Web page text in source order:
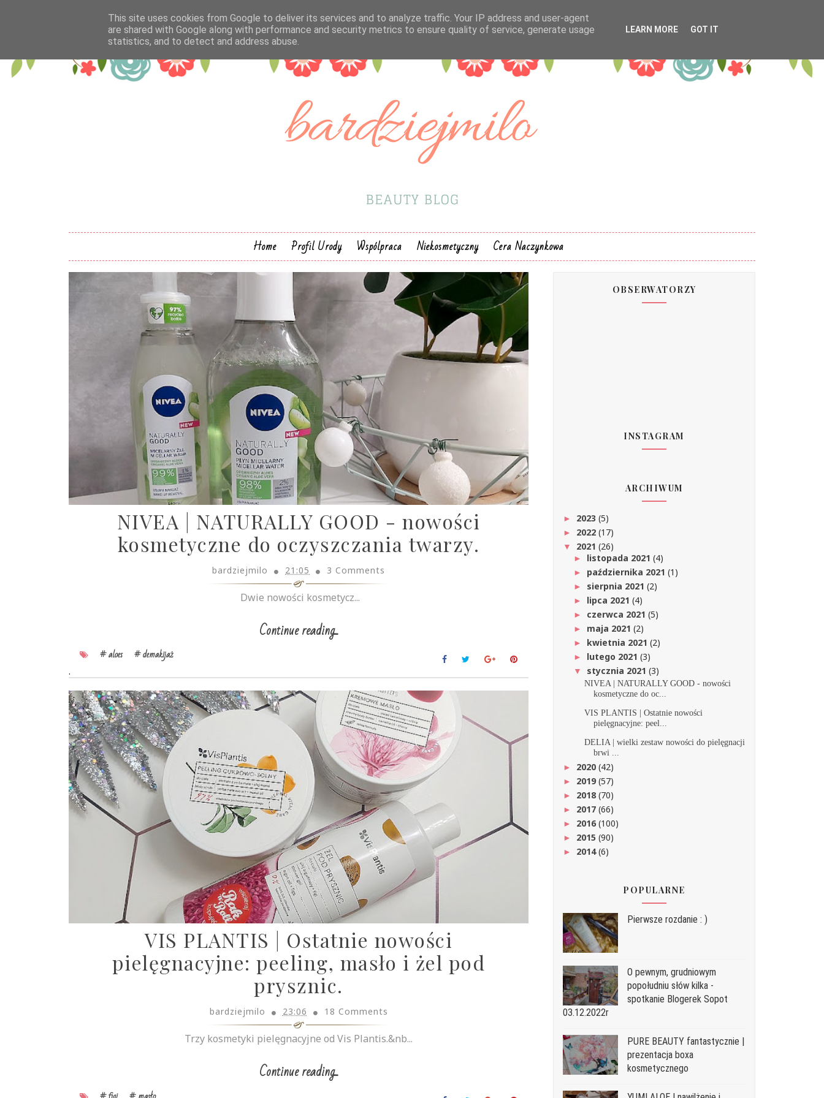
Home Profil Urody Wspólpraca Niekosmetyczny Cera Naczynkowa
NIVEA | NATURALLY GOOD - nowości
kosmetyczne do oczyszczania twarzy.
bardziejmilo 21:05 3 Comments
Dwie nowości kosmetycz...
Continue reading...
# aloes # demakijaż
.
VIS PLANTIS | Ostatnie nowości
pielęgnacyjne: peeling, masło i żel pod
prysznic.
bardziejmilo 23:06 18 Comments
Trzy kosmetyki pielęgnacyjne od Vis Plantis.&nb...
Continue reading...
OBSERWATORZY
INSTAGRAM
ARCHIWUM
► 2023 (5)
► 2022 (17)
▼ 2021 (26)
► listopada 2021 (4)
► października 2021 (1)
► sierpnia 2021 (2)
► lipca 2021 (4)
► czerwca 2021 (5)
► maja 2021 (2)
► kwietnia 2021 (2)
► lutego 2021 (3)
▼ stycznia 2021 (3)
NIVEA | NATURALLY GOOD - nowości
kosmetyczne do oc...
VIS PLANTIS | Ostatnie nowości
pielęgnacyjne: peel...
DELIA | wielki zestaw nowości do pielęgnacji
brwi ...
► 2020 (42)
► 2019(57)
► 2018 (70)
► 2017 (66)
► 2016(100)
► 2015 (90)
► 2014(6)
POPULARNE
Pierwsze rozdanie : )
O pewnym, grudniowym
popołudniu słów kilka -
spotkanie Blogerek Sopot
03.12.2022r
PURE BEAUTY fantastycznie |
prezentacja boxa
kosmetycznego
This site uses cookies from Google to deliver its services and to analyze traffic. Your IP address and user-agent
are shared with Google along with performance and security metrics to ensure quality of service, generate usage
statistics, and to detect and address abuse.
LEARN MORE GOT IT